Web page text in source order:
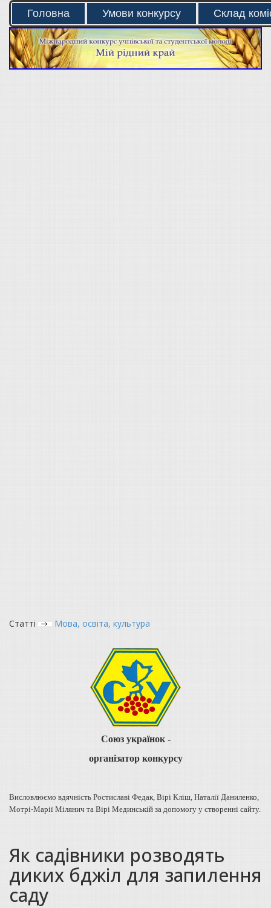
Головна Умови конкурсу Склад
Статті Мова, освіта, культура
Союз українок -
організатор конкурсу
Висловлюємо вдячність Ростиславі Федак, Вірі Кліш, Наталії Даниленко,
Мотрі-Марії Мілянич та Вірі Мединській за допомогу у створенні сайту.
Як садівники розводять
диких бджіл для запилення
саду